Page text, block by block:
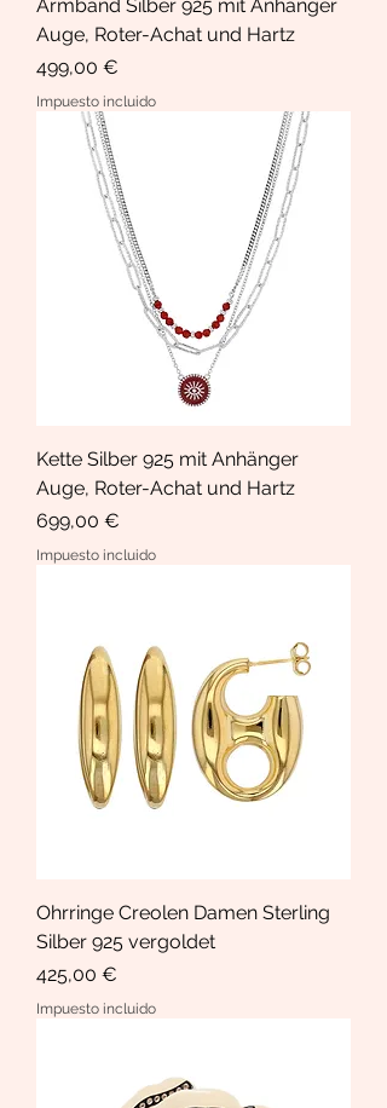
Armband Silber 925 mit Anhänger
Auge, Roter-Achat und Hartz
Precio
499,00 €
Impuesto incluido
Kette Silber 925 mit Anhänger
Auge, Roter-Achat und Hartz
Precio
699,00 €
Impuesto incluido
Ohrringe Creolen Damen Sterling
Silber 925 vergoldet
Precio
425,00 €
Impuesto incluido